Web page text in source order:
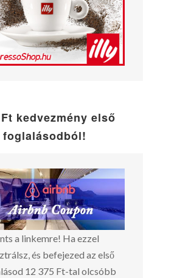
kedvezmény első
a linkemre! Ha ezzel
és befejezed az első
12 375 Ft-tal olcsóbb